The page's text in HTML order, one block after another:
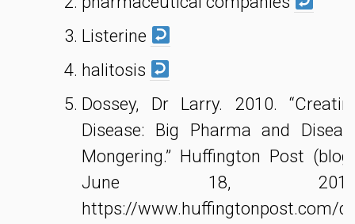
Listerine
halitosis
Dossey, Dr Larry. 2010.
Disease: Big Pharma and
Mongering.” Huffington Post
June 18,
https://www.huffingtonpost.com/